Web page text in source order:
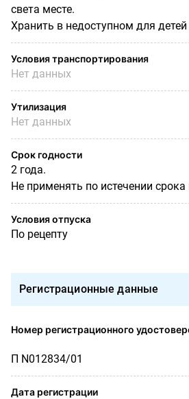
света месте.
Хранить в недоступном для детей
Условия транспортирования
Нет данных
Утилизация
Нет данных
Срок годности
2 года.
Не применять по истечении срока
Условия отпуска
По рецепту
Регистрационные данные
Номер регистрационного
П N012834/01
Дата регистрации